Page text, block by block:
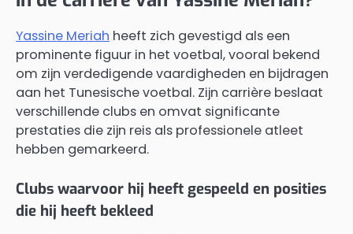
Yassine Meriah heeft zich gevestigd als een
prominente figuur in het voetbal, vooral bekend
om zijn verdedigende vaardigheden en bijdragen
aan het Tunesische voetbal. Zijn carrière beslaat
verschillende clubs en omvat significante
prestaties die zijn reis als professionele atleet
hebben gemarkeerd.
Clubs waarvoor hij heeft gespeeld en posities
die hij heeft bekleed